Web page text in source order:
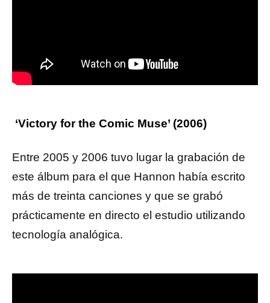
‘Victory for the Comic Muse’ (2006)
Entre 2005 y 2006 tuvo lugar la grabación de
este álbum para el que Hannon había escrito
más de treinta canciones y que se grabó
prácticamente en directo el estudio utilizando
tecnología analógica.